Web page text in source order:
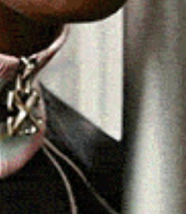
2026. A partire dalla giornata
16 gennaio, Anas ha
WhatsApp
Telegram
EmailThreads